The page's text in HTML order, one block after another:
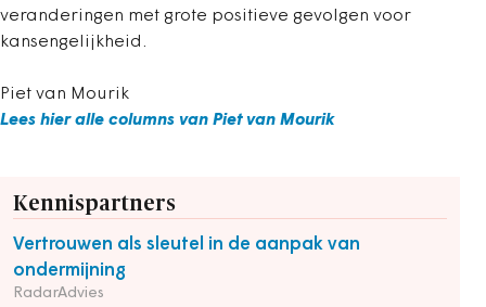
veranderingen met grote positieve gevolgen voor
kansengelijkheid.
Piet van Mourik
Lees hier alle columns van Piet van Mourik
Kennispartners
Vertrouwen als sleutel in de aanpak van
ondermijning
RadarAdvies